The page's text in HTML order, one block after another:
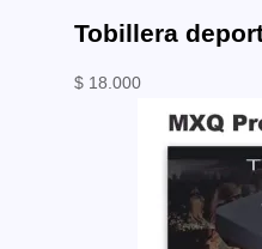
Tobillera
$ 18.000